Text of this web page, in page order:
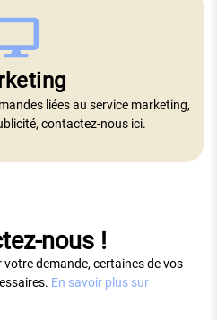
liées au service marketing,
contactez-nous ici.
nous !
demande, certaines de vos
En savoir plus sur